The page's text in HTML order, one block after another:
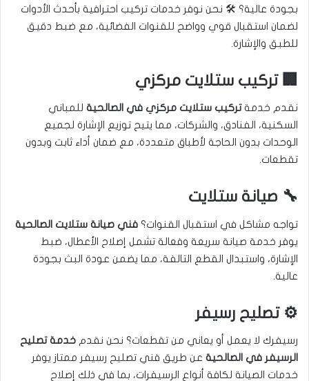
بجودة عالية؟ 🛠️ نحن نوفر خدمات تركيب احترافية بأحدث الأدوات
لضمان استقبال قوي وواضح للقنوات الفضائية، مع ضبط دقيق
للطبق والإشارة.
🏢 تركيب ستلايت مركزي
نقدم خدمةتركيب ستلايت مركزي في الصالحية للمباني
السكنية، الفنادق، والشركات، مما يتيح توزيع الإشارة لجميع
الوحدات بدون الحاجة لأطباق متعددة، مع ضمان أداء ثابت وبدون
تقطعات.
🔧 صيانة ستلايت
تواجه مشاكل في استقبال القنوات؟ فني صيانة ستلايت الصالحية
يوفر خدمة صيانة سريعة وفعالة تشمل إصلاح الأعطال، ضبط
الإشارة، واستبدال القطع التالفة، مما يضمن عودة البث بجودة
عالية.
⚙️ تصليح رسيفر
رسيفرك لا يعمل أو يعاني من تقطعات؟ نحن نقدم خدمة تصليح
الرسيفر في الصالحية عن طريق فني تصليح رسيفر ممتاز يوفر
خدمات الصيانة لكافة أنواع الرسيفرات، بما في ذلك إصلاح